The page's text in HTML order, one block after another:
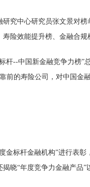
研究中心研究员张文景对
险效能提升榜、 金融合规
杆--中国新金融竞争力榜”
前的寿险公司，对中国 金
金标杆金融机构”进行表彰
晓“年度竞争力金融产品”